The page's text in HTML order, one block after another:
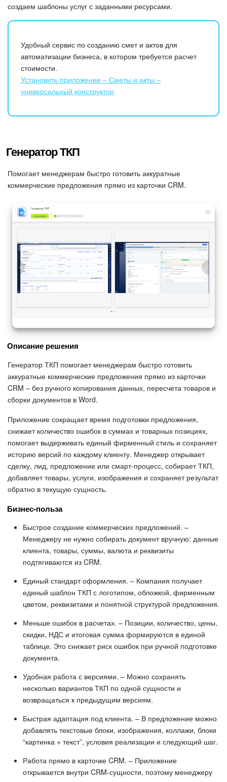
Филиальная сеть
Приложение Битрикс24
Общие вопросы
Битрикс24 в коробке
Изменения в статьях (архив)
ПОЛУЧИТЬ БЕСПЛАТНО
создаем шаблоны услуг с заданными ресурсами.
Удобный сервис по созданию смет и актов для
автоматизации бизнеса, в котором требуется расчет
стоимости.
Установить приложение – Сметы и акты –
универсальный конструктор
Генератор ТКП
Помогает менеджерам быстро готовить аккуратные
коммерческие предложения прямо из карточки CRM.
Описание решения
Генератор ТКП помогает менеджерам быстро готовить
аккуратные коммерческие предложения прямо из карточки
CRM – без ручного копирования данных, пересчета товаров и
сборки документов в Word.
Приложение сокращает время подготовки предложения,
снижает количество ошибок в суммах и товарных позициях,
помогает выдерживать единый фирменный стиль и сохраняет
историю версий по каждому клиенту. Менеджер открывает
сделку, лид, предложение или смарт-процесс, собирает ТКП,
добавляет товары, услуги, изображения и сохраняет результат
обратно в текущую сущность.
Бизнес-польза
Быстрое создание коммерческих предложений. –
Менеджеру не нужно собирать документ вручную: данные
клиента, товары, суммы, валюта и реквизиты
подтягиваются из CRM.
Единый стандарт оформления. – Компания получает
единый шаблон ТКП с логотипом, обложкой, фирменным
цветом, реквизитами и понятной структурой предложения.
Меньше ошибок в расчетах. – Позиции, количество, цены,
скидки, НДС и итоговая сумма формируются в единой
таблице. Это снижает риск ошибок при ручной подготовке
документа.
Удобная работа с версиями. – Можно сохранять
несколько вариантов ТКП по одной сущности и
возвращаться к предыдущим версиям.
Быстрая адаптация под клиента. – В предложение можно
добавлять текстовые блоки, изображения, коллажи, блоки
“картинка + текст”, условия реализации и следующий шаг.
Работа прямо в карточке CRM. – Приложение
открывается внутри CRM-сущности, поэтому менеджеру